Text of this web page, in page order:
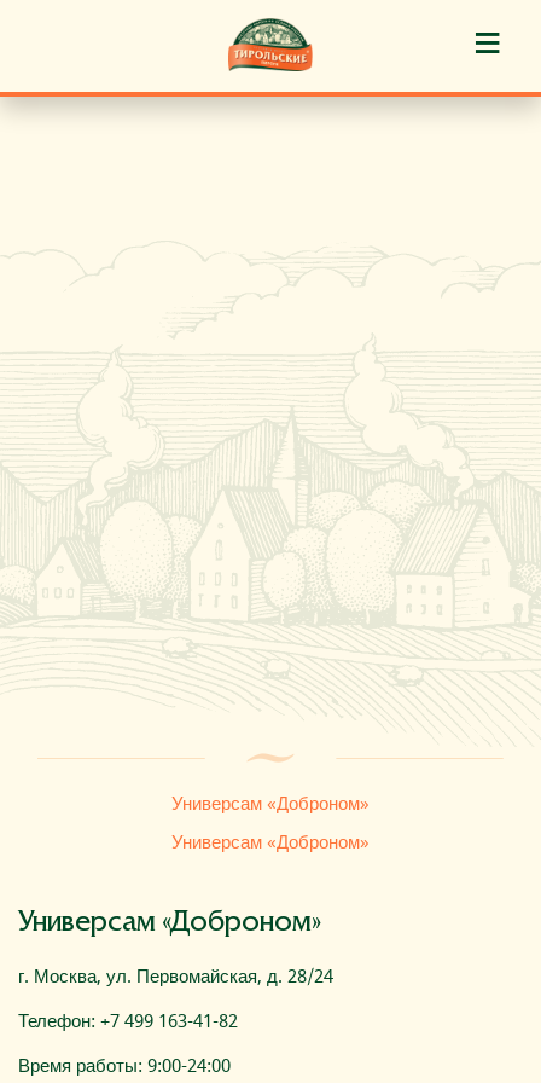
Универсам «Доброном»
Универсам «Доброном»
Универсам «Доброном»
г. Москва, ул. Первомайская, д. 28/24
Телефон: +7 499 163-41-82
Время работы: 9:00-24:00
≡
Пирожные «Тирольские» ®
Торты «Тирольские» ®
Куличи
Кафе-кондитерские
Новости
Где купить
О компании